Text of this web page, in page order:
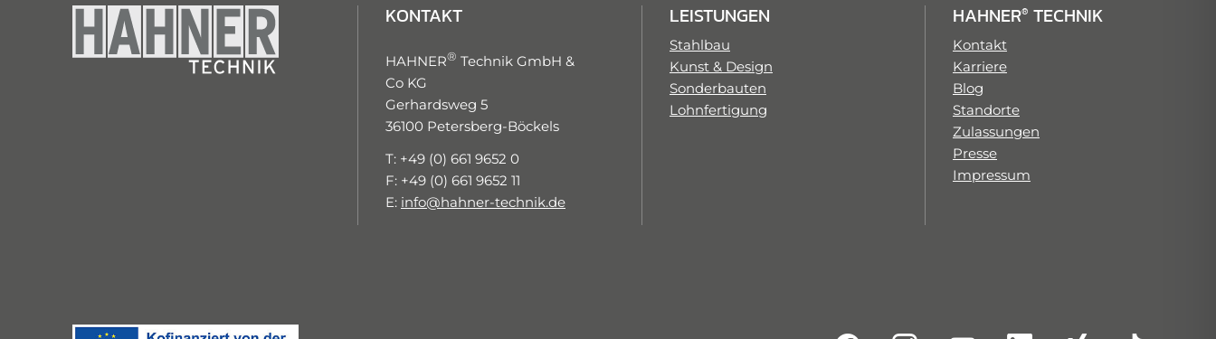
KONTAKT
HAHNER® Technik GmbH &
Co KG
Gerhardsweg 5
36100 Petersberg-Böckels
T: +49 (0) 661 9652 0
F: +49 (0) 661 9652 11
E: info@hahner-technik.de
LEISTUNGEN
Stahlbau
Kunst & Design
Sonderbauten
Lohnfertigung
HAHNER® TECHNIK
Kontakt
Karriere
Blog
Standorte
Zulassungen
Presse
Impressum